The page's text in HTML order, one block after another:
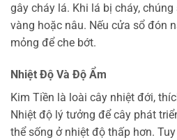
gây cháy lá. Khi lá bị cháy,
vàng hoặc nâu. Nếu cửa sổ đón
mỏng để che bớt.
Nhiệt Độ Và Độ Ẩm
Kim Tiền là loài cây nhiệt đới,
Nhiệt độ lý tưởng để cây phát
thể sống ở nhiệt độ thấp hơn.